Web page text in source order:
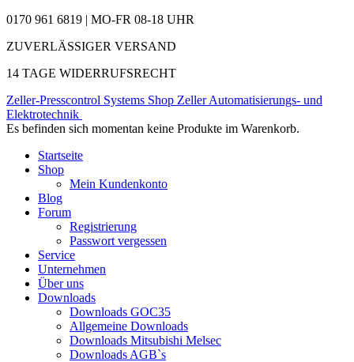
0170 961 6819 | MO-FR 08-18 UHR
ZUVERLÄSSIGER VERSAND
14 TAGE WIDERRUFSRECHT
Zeller-Presscontrol Systems Shop Zeller Automatisierungs- und
Elektrotechnik
Es befinden sich momentan keine Produkte im Warenkorb.
Startseite
Shop
Mein Kundenkonto
Blog
Forum
Registrierung
Passwort vergessen
Service
Unternehmen
Über uns
Downloads
Downloads GOC35
Allgemeine Downloads
Downloads Mitsubishi Melsec
Downloads AGB`s